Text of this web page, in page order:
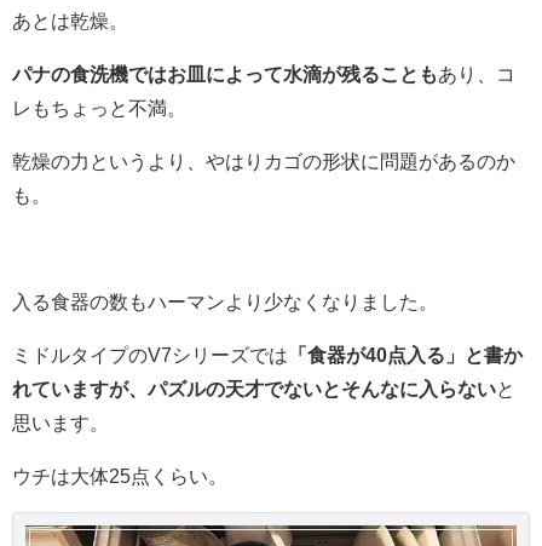
あとは乾燥。
パナの食洗機ではお皿によって水滴が残ることもあり、コ
レもちょっと不満。
乾燥の力というより、やはりカゴの形状に問題があるのか
も。
入る食器の数もハーマンより少なくなりました。
ミドルタイプのV7シリーズでは 「食器が40点入る」と書か
れていますが、パズルの天才でないとそんなに入らないと
思います。
ウチは大体25点くらい。